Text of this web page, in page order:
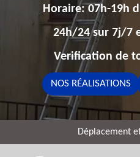
Horaire: 07h-19h
24h/24 sur 7j/7
Verification de
NOS RÉALISATIONS
Déplacement